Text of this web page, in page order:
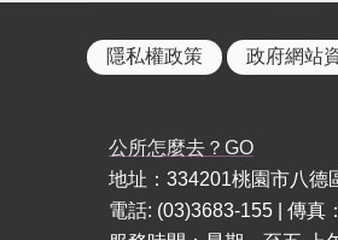
隱私權政策 政府網站
公所怎麼去？GO
地址：334201桃園市八德
電話: (03)3683-155 | 傳真